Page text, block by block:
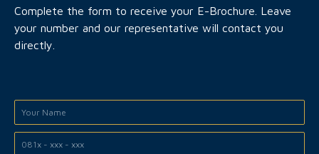
Complete the form to receive your E-Brochure. Leave
your number and our representative will contact you
directly.